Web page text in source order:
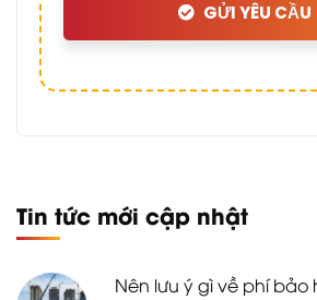
GỬI YÊU CẦU
Tin tức mới cập nhật
Nên lưu ý gì về phí bảo